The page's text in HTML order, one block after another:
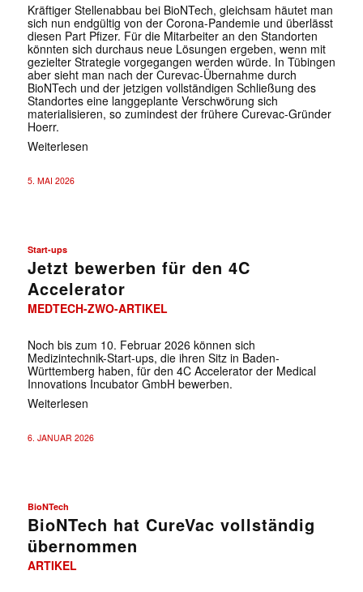
Kräftiger Stellenabbau bei BioNTech, gleichsam häutet man
sich nun endgültig von der Corona-Pandemie und überlässt
diesen Part Pfizer. Für die Mitarbeiter an den Standorten
könnten sich durchaus neue Lösungen ergeben, wenn mit
gezielter Strategie vorgegangen werden würde. In Tübingen
aber sieht man nach der Curevac-Übernahme durch
BioNTech und der jetzigen vollständigen Schließung des
Standortes eine langgeplante Verschwörung sich
materialisieren, so zumindest der frühere Curevac-Gründer
Hoerr.
Weiterlesen
5. MAI 2026
Start-ups
Jetzt bewerben für den 4C
Accelerator
MEDTECH-ZWO-ARTIKEL
Noch bis zum 10. Februar 2026 können sich
Medizintechnik-Start-ups, die ihren Sitz in Baden-
Württemberg haben, für den 4C Accelerator der Medical
Innovations Incubator GmbH bewerben.
Weiterlesen
6. JANUAR 2026
BioNTech
BioNTech hat CureVac vollständig
übernommen
ARTIKEL